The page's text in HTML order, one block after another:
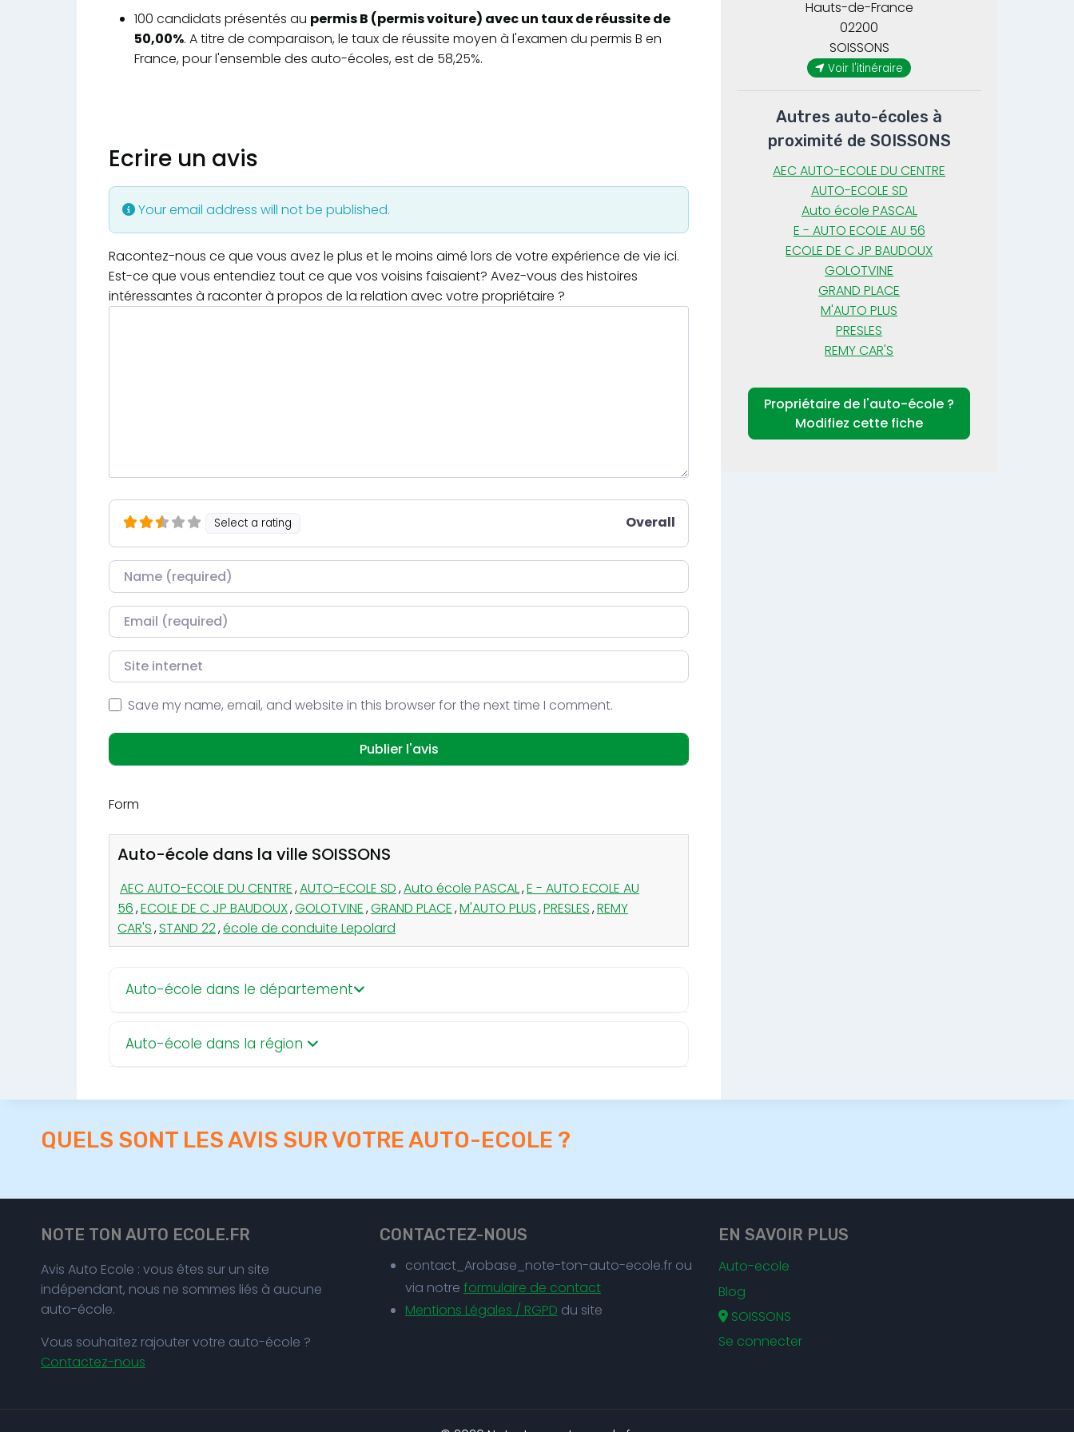
100 candidats présentés au permis B (permis voiture) avec un taux de réussite de
50,00%. A titre de comparaison, le taux de réussite moyen à l'examen du permis B en
France, pour l'ensemble des auto-écoles, est de 58,25%.
Ecrire un avis
Your email address will not be published.
Racontez-nous ce que vous avez le plus et le moins aimé lors de votre expérience de vie ici.
Est-ce que vous entendiez tout ce que vos voisins faisaient? Avez-vous des histoires
intéressantes à raconter à propos de la relation avec votre propriétaire ?
Select a rating Overall
Nom
Courriel
Site internet
Save my name, email, and website in this browser for the next time I comment.
Form
Auto-école dans la ville SOISSONS
AEC AUTO-ECOLE DU CENTRE,AUTO-ECOLE SD,Auto école PASCAL,E - AUTO ECOLE AU
56,ECOLE DE C JP BAUDOUX,GOLOTVINE,GRAND PLACE,M'AUTO PLUS,PRESLES,REMY
CAR'S,STAND 22,école de conduite Lepolard
Auto-école dans le département
Auto-école dans la région
SOISSONS
Hauts-de-France
02200
Voir l'itinéraire
Autres auto-écoles à
proximité de SOISSONS
AEC AUTO-ECOLE DU CENTRE
AUTO-ECOLE SD
Auto école PASCAL
E - AUTO ECOLE AU 56
ECOLE DE C JP BAUDOUX
GOLOTVINE
GRAND PLACE
M'AUTO PLUS
PRESLES
REMY CAR'S
Propriétaire de l'auto-école ?
Modifiez cette fiche
QUELS SONT LES AVIS SUR VOTRE AUTO-ECOLE ?
NOTE TON AUTO ECOLE.FR
Avis Auto Ecole : vous êtes sur un site
indépendant, nous ne sommes liés à aucune
auto-école.
Vous souhaitez rajouter votre auto-école ?
Contactez-nous
CONTACTEZ-NOUS
contact_Arobase_note-ton-auto-ecole.fr ou
via notre formulaire de contact
Mentions Légales / RGPD du site
EN SAVOIR PLUS
Auto-ecole
Blog
SOISSONS
Se connecter